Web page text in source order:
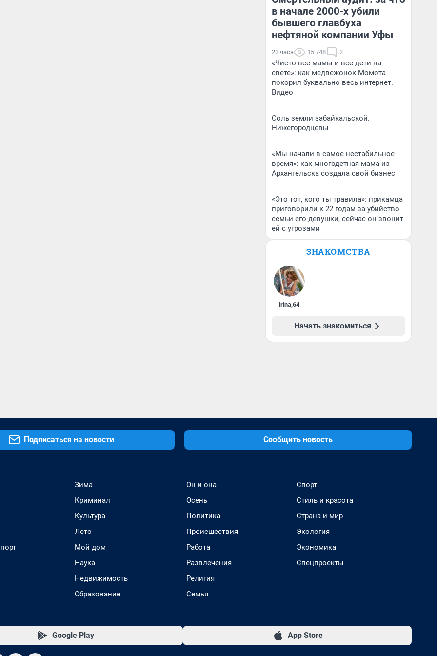
в начале 2000-х убили
бывшего главбуха
нефтяной компании Уфы
23 часа 15 748 2
«Чисто все мамы и все дети на
свете»: как медвежонок Момота
покорил буквально весь интернет.
Видео
Соль земли забайкальской.
Нижегородцевы
«Мы начали в самое нестабильное
время»: как многодетная мама из
Архангельска создала свой бизнес
«Это тот, кого ты травила»: прикамца
приговорили к 22 годам за убийство
семьи его девушки, сейчас он звонит
ей с угрозами
ЗНАКОМСТВА
irina,64
Начать знакомиться
Подписаться на новости Сообщить новость
Зима
Криминал
Культура
Лето
Мой дом
Наука
Недвижимость
Образование
Он и она
Осень
Политика
Происшествия
Работа
Развлечения
Религия
Семья
Спорт
Стиль и красота
Страна и мир
Экология
Экономика
Спецпроекты
Google Play App Store